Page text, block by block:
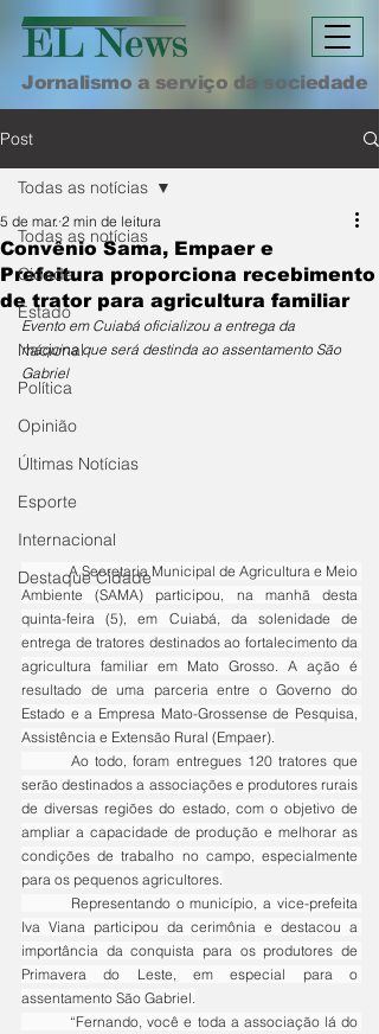
Jornalismo a serviço da sociedade
Post
Todas as notícias
Cidade
Estado
Nacional
Política
Opinião
Últimas Notícias
Esporte
Internacional
Destaque Cidade
Todas as notícias
Convênio Sama, Empaer e
Prefeitura proporciona recebimento
de trator para agricultura familiar
5 de mar. 2 min de leitura
Evento em Cuiabá oficializou a entrega da
máquina que será destinda ao assentamento São
Gabriel
	A Secretaria Municipal de Agricultura e Meio
Ambiente (SAMA) participou, na manhã desta
quinta-feira (5), em Cuiabá, da solenidade de
entrega de tratores destinados ao fortalecimento da
agricultura familiar em Mato Grosso. A ação é
resultado de uma parceria entre o Governo do
Estado e a Empresa Mato-Grossense de Pesquisa,
Assistência e Extensão Rural (Empaer).
	Ao todo, foram entregues 120 tratores que
serão destinados a associações e produtores rurais
de diversas regiões do estado, com o objetivo de
ampliar a capacidade de produção e melhorar as
condições de trabalho no campo, especialmente
para os pequenos agricultores.
Iva Viana participou da cerimônia e destacou a
importância da conquista para os produtores de
Primavera do Leste, em especial para o
assentamento São Gabriel.